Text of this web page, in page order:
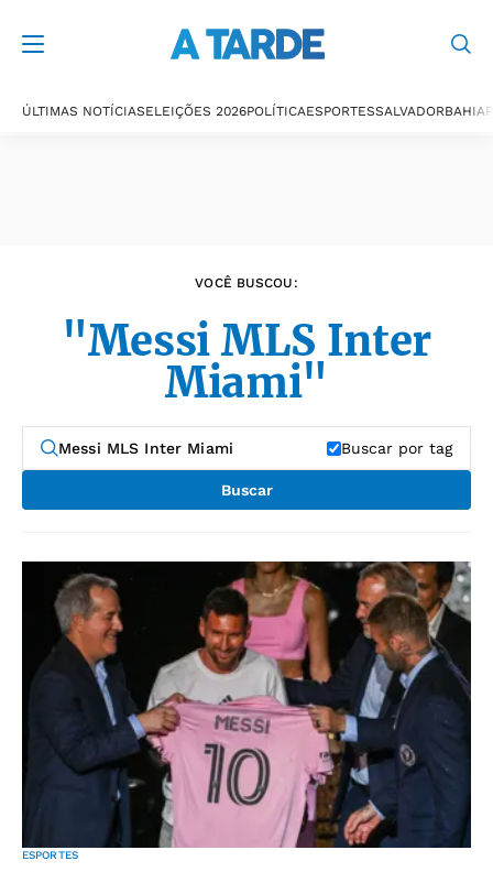
ÚLTIMAS NOTÍCIASELEIÇÕES 2026POLÍTICAESPORTESSALVADORBAHIA
VOCÊ BUSCOU:
"Messi MLS Inter
Miami"
Buscar por tag
Buscar
ESPORTES